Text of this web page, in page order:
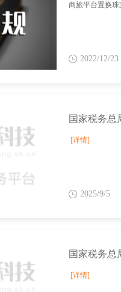
商旅平台置换
2022/12/23
[详情]
2025/9/5
国家税务总
[详情]